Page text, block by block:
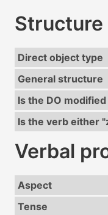
Structure
Direct object type
General structure
Is the DO
Is the verb either
Verbal
Aspect
Tense